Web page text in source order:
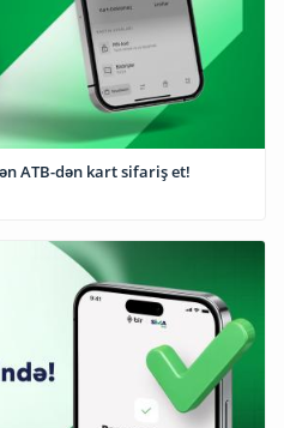
ATB-dən kart sifariş et!